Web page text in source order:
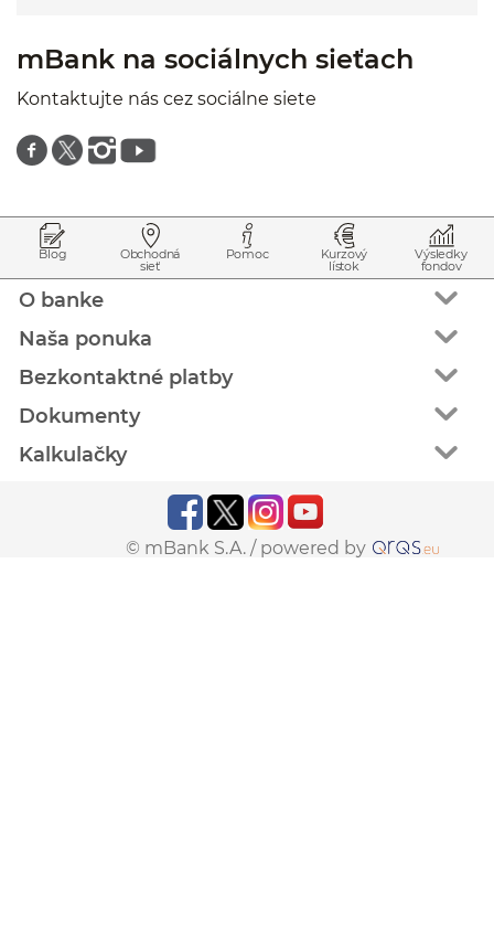
mBank na sociálnych sieťach
Kontaktujte nás cez sociálne siete
Znajdź nas na facebooku
Znajdź nas na twitterze
Znajdź nas na instagramie
Znajdź nas na youtube
Blog Obchodná
sieť
Pomoc Kurzový
lístok
Výsledky
fondov
O banke
Naša ponuka
Bezkontaktné platby
Dokumenty
Kalkulačky
© mBank S.A. / powered by